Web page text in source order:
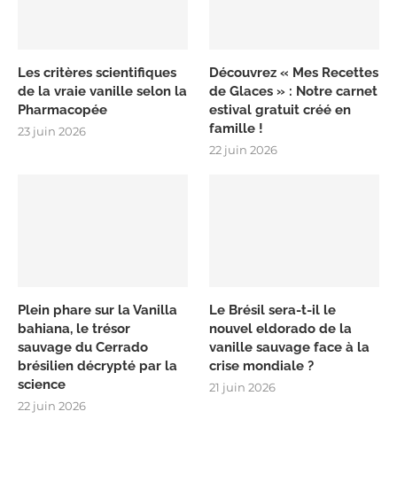
Les critères scientifiques
de la vraie vanille selon la
Pharmacopée
23 juin 2026
Découvrez « Mes Recettes
de Glaces » : Notre carnet
estival gratuit créé en
famille !
22 juin 2026
Plein phare sur la Vanilla
bahiana, le trésor
sauvage du Cerrado
brésilien décrypté par la
science
22 juin 2026
Le Brésil sera-t-il le
nouvel eldorado de la
vanille sauvage face à la
crise mondiale ?
21 juin 2026